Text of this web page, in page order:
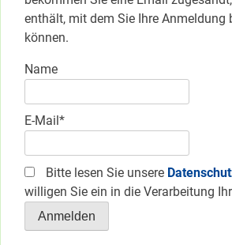
enthält, mit dem Sie Ihre Anmeldung
können.
Name
E-Mail*
Bitte lesen Sie unsere
willigen Sie ein in die Verarbeitung